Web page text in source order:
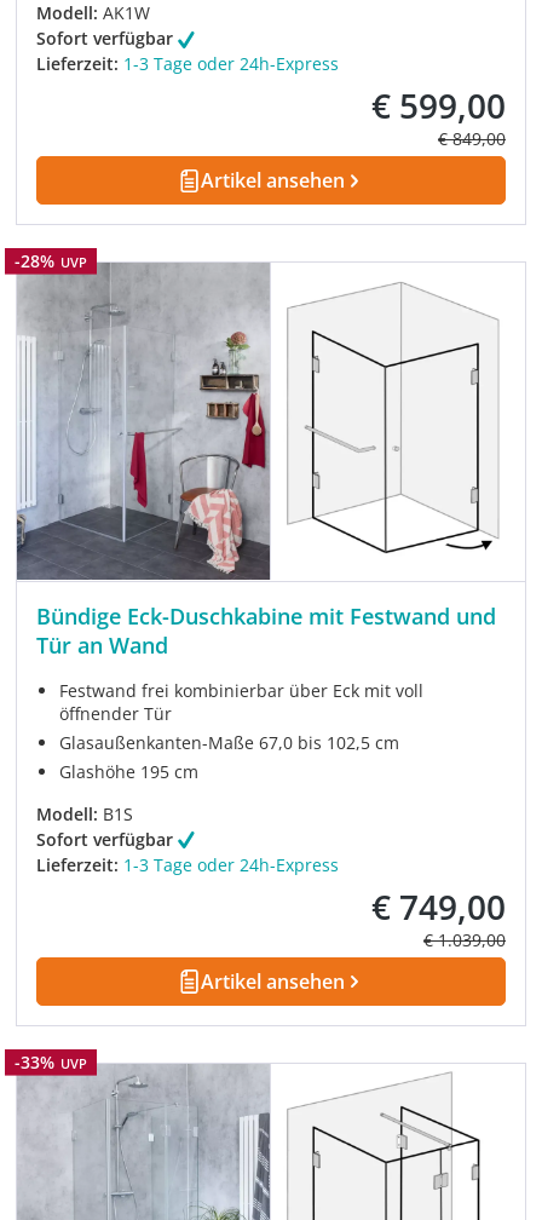
Modell: AK1W
Sofort verfügbar
Lieferzeit: 1-3 Tage oder 24h-Express
Verkaufspreis:
€ 599,00
Regulärer
€ 849,00
Artikel ansehen
Rabatt
-28% UVP
Bündige Eck-Duschkabine mit Festwand und
Tür an Wand
Festwand frei kombinierbar über Eck mit voll
öffnender Tür
Glasaußenkanten-Maße 67,0 bis 102,5 cm
Glashöhe 195 cm
Modell: B1S
Sofort verfügbar
Lieferzeit: 1-3 Tage oder 24h-Express
Verkaufspreis:
€ 749,00
Regulärer
€ 1.039,00
Artikel ansehen
Rabatt
-33% UVP